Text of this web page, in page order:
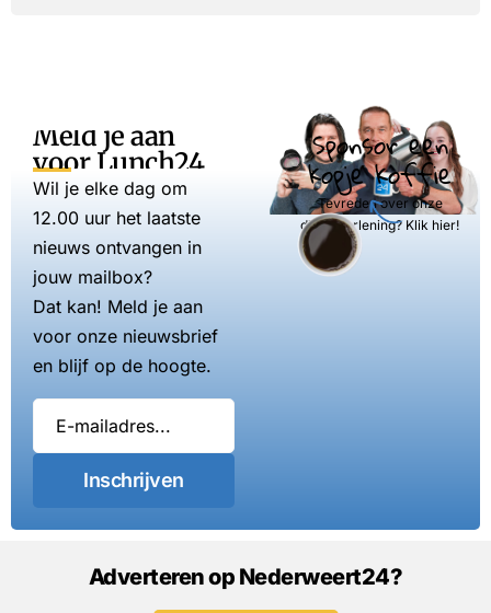
Meld je aan
voor Lunch24
Wil je elke dag om
12.00 uur het laatste
nieuws ontvangen in
jouw mailbox?
Dat kan! Meld je aan
voor onze nieuwsbrief
en blijf op de hoogte.
Inschrijven
Sponsor een
kopje koffie
Tevreden over onze
dienstverlening? Klik hier!
Adverteren op Nederweert24?